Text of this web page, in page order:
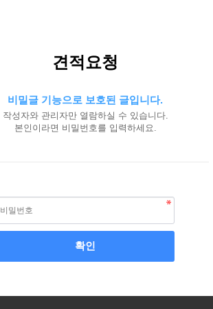
견적요청
비밀글 기능으로 보호된 글입니다.
작성자와 관리자만 열람하실 수 있습니다.
본인이라면 비밀번호를 입력하세요.